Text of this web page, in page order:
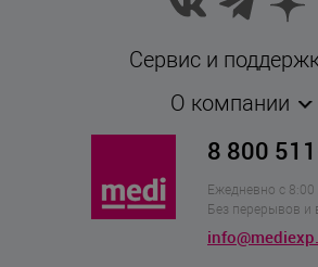
Сервис и
О компании
8 800
Ежедневно с 8:00
Без перерывов и